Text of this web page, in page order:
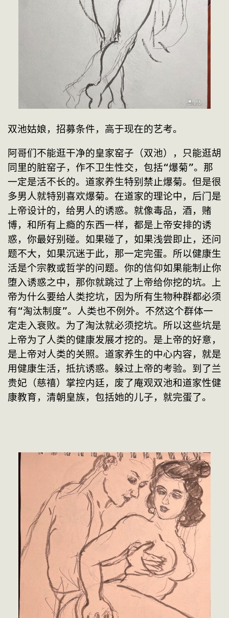
双池姑娘，招募条件，高于现在的艺考。
阿哥们不能逛干净的皇家窑子（双池），只能逛胡
同里的脏窑子，作不卫生性交，包括“爆菊”。那
一定是活不长的。道家养生特别禁止爆菊。但是很
多男人就特别喜欢爆菊。在道家的理论中，后门是
上帝设计的，给男人的诱惑。就像毒品，酒，赌
博，和所有上瘾的东西一样，都是上帝安排的诱
惑，你最好别碰。如果碰了，如果浅尝即止，还问
题不大，如果沉迷于此，那一定完蛋。所以健康生
活是个宗教或哲学的问题。你的信仰如果能制止你
堕入诱惑之中，那你就跳过了上帝给你挖的坑。上
帝为什么要给人类挖坑，因为所有生物种群都必须
有“淘汰制度”。人类也不例外。不然这个群体一
定走入衰败。为了淘汰就必须挖坑。所以这些坑是
上帝为了人类的健康发展才挖的。是上帝的好意，
是上帝对人类的关照。道家养生的中心内容，就是
用健康生活，抵抗诱惑。躲过上帝的考验。到了兰
贵妃（慈禧）掌控内廷，废了庵观双池和道家性健
康教育，清朝皇族，包括她的儿子，就完蛋了。